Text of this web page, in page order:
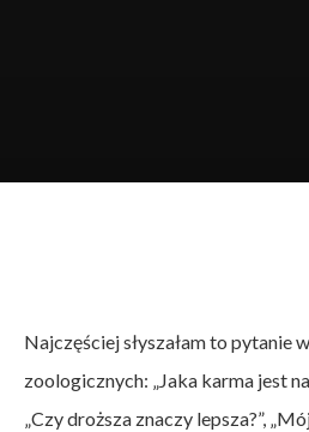
Małe ssaki
Zdrowie
Żywienie
Najczęściej słyszałam to pytanie
zoologicznych: „Jaka karma jest
„Czy droższa znaczy lepsza?”,